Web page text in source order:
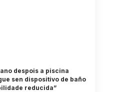
despois a piscina
sen dispositivo de baño
reducida”